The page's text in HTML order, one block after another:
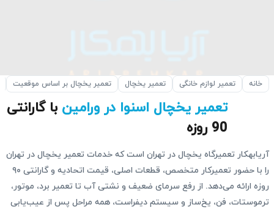
خانه تعمیر لوازم خانگی تعمیر یخچال تعمیر یخچال بر اساس موقعیت
تعمیر یخچال اسنوا در ورامین با گارانتی
90 روزه
آریابهکار تعمیرگاه یخچال در تهران است که خدمات تعمیر یخچال در تهران
را با حضور تعمیرکار متخصص، قطعات اصلی، قیمت اتحادیه و گارانتی ۹۰
روزه ارائه می‌دهد. از رفع سرمای ضعیف و نشتی آب تا تعمیر برد، موتور،
ترموستات، فن، یخ‌ساز و سیستم دیفراست، همه مراحل پس از عیب‌یابی